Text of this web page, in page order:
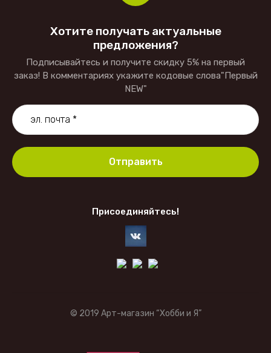
Присоединяйтесь!
Хотите получать актуальные
предложения?
Подписывайтесь и получите скидку 5% на первый
заказ! В комментариях укажите кодовые слова"Первый
NEW"
Отправить
© 2019 Арт-магазин “Хобби и Я”